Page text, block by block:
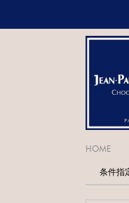
HOME
条件指